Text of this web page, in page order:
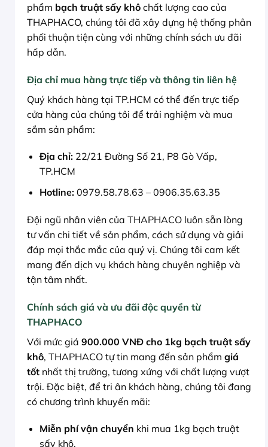
phẩm bạch truật sấy khô chất lượng cao của
THAPHACO, chúng tôi đã xây dựng hệ thống phân
phối thuận tiện cùng với những chính sách ưu đãi
hấp dẫn.
Địa chỉ mua hàng trực tiếp và thông tin liên hệ
Quý khách hàng tại TP.HCM có thể đến trực tiếp
cửa hàng của chúng tôi để trải nghiệm và mua
sắm sản phẩm:
Địa chỉ:22/21 Đường Số 21, P8 Gò Vấp,
TP.HCM
Hotline:0979.58.78.63 – 0906.35.63.35
Đội ngũ nhân viên của THAPHACO luôn sẵn lòng
tư vấn chi tiết về sản phẩm, cách sử dụng và giải
đáp mọi thắc mắc của quý vị. Chúng tôi cam kết
mang đến dịch vụ khách hàng chuyên nghiệp và
tận tâm nhất.
Chính sách giá và ưu đãi độc quyền từ
THAPHACO
Với mức giá 900.000 VNĐ cho 1kg bạch truật sấy
khô, THAPHACO tự tin mang đến sản phẩm giá
tốt nhất thị trường, tương xứng với chất lượng vượt
trội. Đặc biệt, để tri ân khách hàng, chúng tôi đang
có chương trình khuyến mãi:
Miễn phí vận chuyển khi mua 1kg bạch truật
sấy khô.